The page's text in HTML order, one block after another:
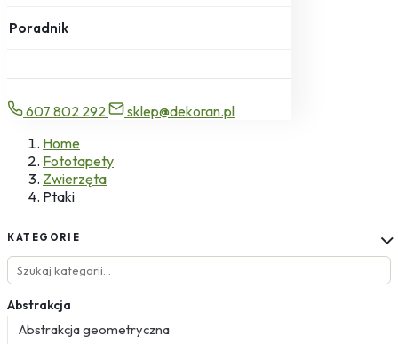
Poradnik
607 802 292
sklep@dekoran.pl
Home
Fototapety
Zwierzęta
Ptaki
KATEGORIE
Abstrakcja
Abstrakcja geometryczna